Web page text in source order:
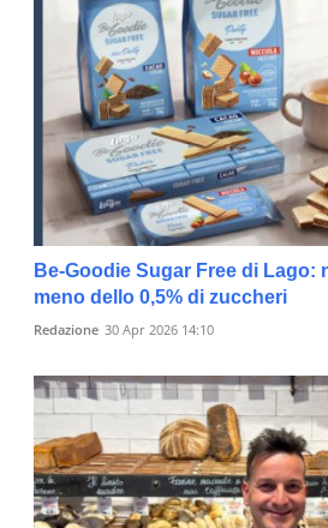
Be-Goodie Sugar Free di Lago:
meno dello 0,5% di zuccheri
Redazione 30 Apr 2026 14:10